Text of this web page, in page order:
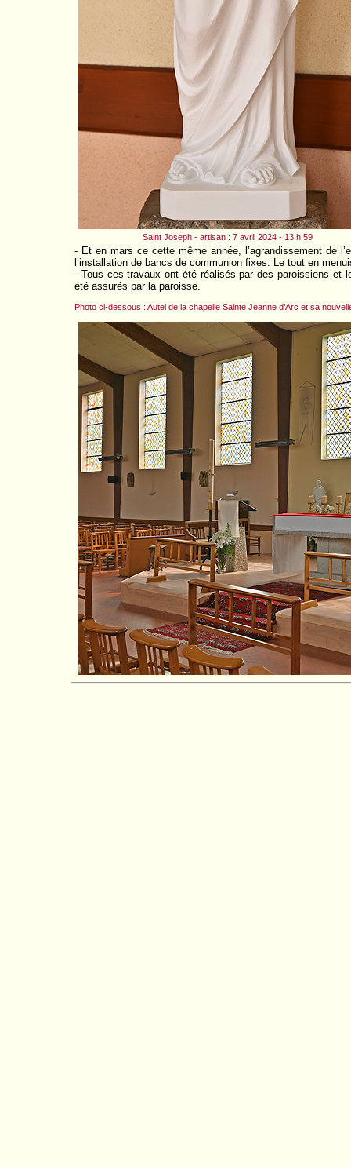
Saint Joseph - artisan : 7 avril 2024 - 13 h 59
- Et en mars ce cette même année, l’agrandissement de
l’installation de bancs de communion fixes. Le tout en
- Tous ces travaux ont été réalisés par des paroissiens et
été assurés par la paroisse.
Photo ci-dessous : Autel de la chapelle Sainte Jeanne d’Arc et sa